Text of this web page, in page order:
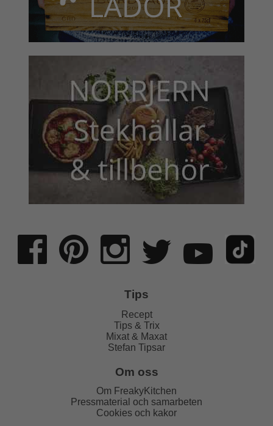
Tips
Recept
Tips & Trix
Mixat & Maxat
Stefan Tipsar
Om oss
Om FreakyKitchen
Pressmaterial och samarbeten
Cookies och kakor